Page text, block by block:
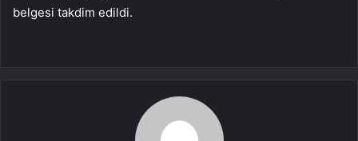
belgesi takdim edildi.